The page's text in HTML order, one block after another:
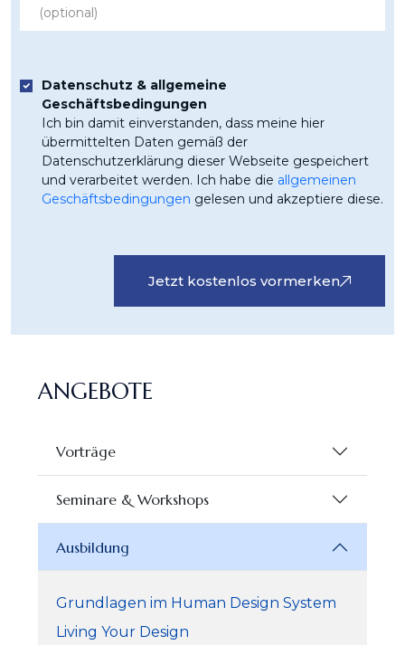
Datenschutz & allgemeine
Geschäftsbedingungen
Ich bin damit einverstanden, dass meine hier
übermittelten Daten gemäß der
Datenschutzerklärung dieser Webseite gespeichert
und verarbeitet werden. Ich habe die allgemeinen
Geschäftsbedingungen gelesen und akzeptiere diese.
Jetzt kostenlos vormerken
ANGEBOTE
Vorträge
Seminare & Workshops
Ausbildung
Grundlagen im Human Design System
Living Your Design